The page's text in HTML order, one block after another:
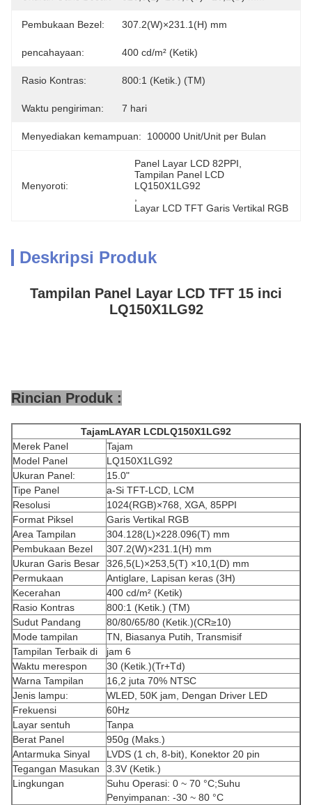
Pembukaan Bezel: 307.2(W)×231.1(H) mm
pencahayaan: 400 cd/m² (Ketik)
Rasio Kontras: 800:1 (Ketik.) (TM)
Waktu pengiriman: 7 hari
Menyediakan kemampuan: 100000 Unit/Unit per Bulan
Menyoroti:
Panel Layar LCD 82PPI
Tampilan Panel LCD
LQ150X1LG92
Layar LCD TFT Garis Vertikal RGB
Deskripsi Produk
Tampilan Panel Layar LCD TFT 15 inci
LQ150X1LG92
Rincian Produk :
TajamLAYAR LCDLQ150X1LG92
Merek Panel
Tajam
Model Panel
LQ150X1LG92
Ukuran Panel:
15.0"
Tipe Panel
a-Si TFT-LCD, LCM
Resolusi
1024(RGB)×768, XGA, 85PPI
Format Piksel
Garis Vertikal RGB
Area Tampilan
304.128(L)×228.096(T) mm
Pembukaan Bezel
307.2(W)×231.1(H) mm
Ukuran Garis Besar
326,5(L)×253,5(T) ×10,1(D) mm
Permukaan
Antiglare, Lapisan keras (3H)
Kecerahan
400 cd/m² (Ketik)
Rasio Kontras
800:1 (Ketik.) (TM)
Sudut Pandang
80/80/65/80 (Ketik.)(CR≥10)
Mode tampilan
TN, Biasanya Putih, Transmisif
Tampilan Terbaik di
jam 6
Waktu merespon
30 (Ketik.)(Tr+Td)
Warna Tampilan
16,2 juta 70% NTSC
Jenis lampu:
WLED, 50K jam, Dengan Driver LED
Frekuensi
60Hz
Layar sentuh
Tanpa
Berat Panel
950g (Maks.)
Antarmuka Sinyal
LVDS (1 ch, 8-bit), Konektor 20 pin
Tegangan Masukan
3.3V (Ketik.)
Lingkungan
Suhu Operasi: 0 ~ 70 °C;Suhu
Penyimpanan: -30 ~ 80 °C